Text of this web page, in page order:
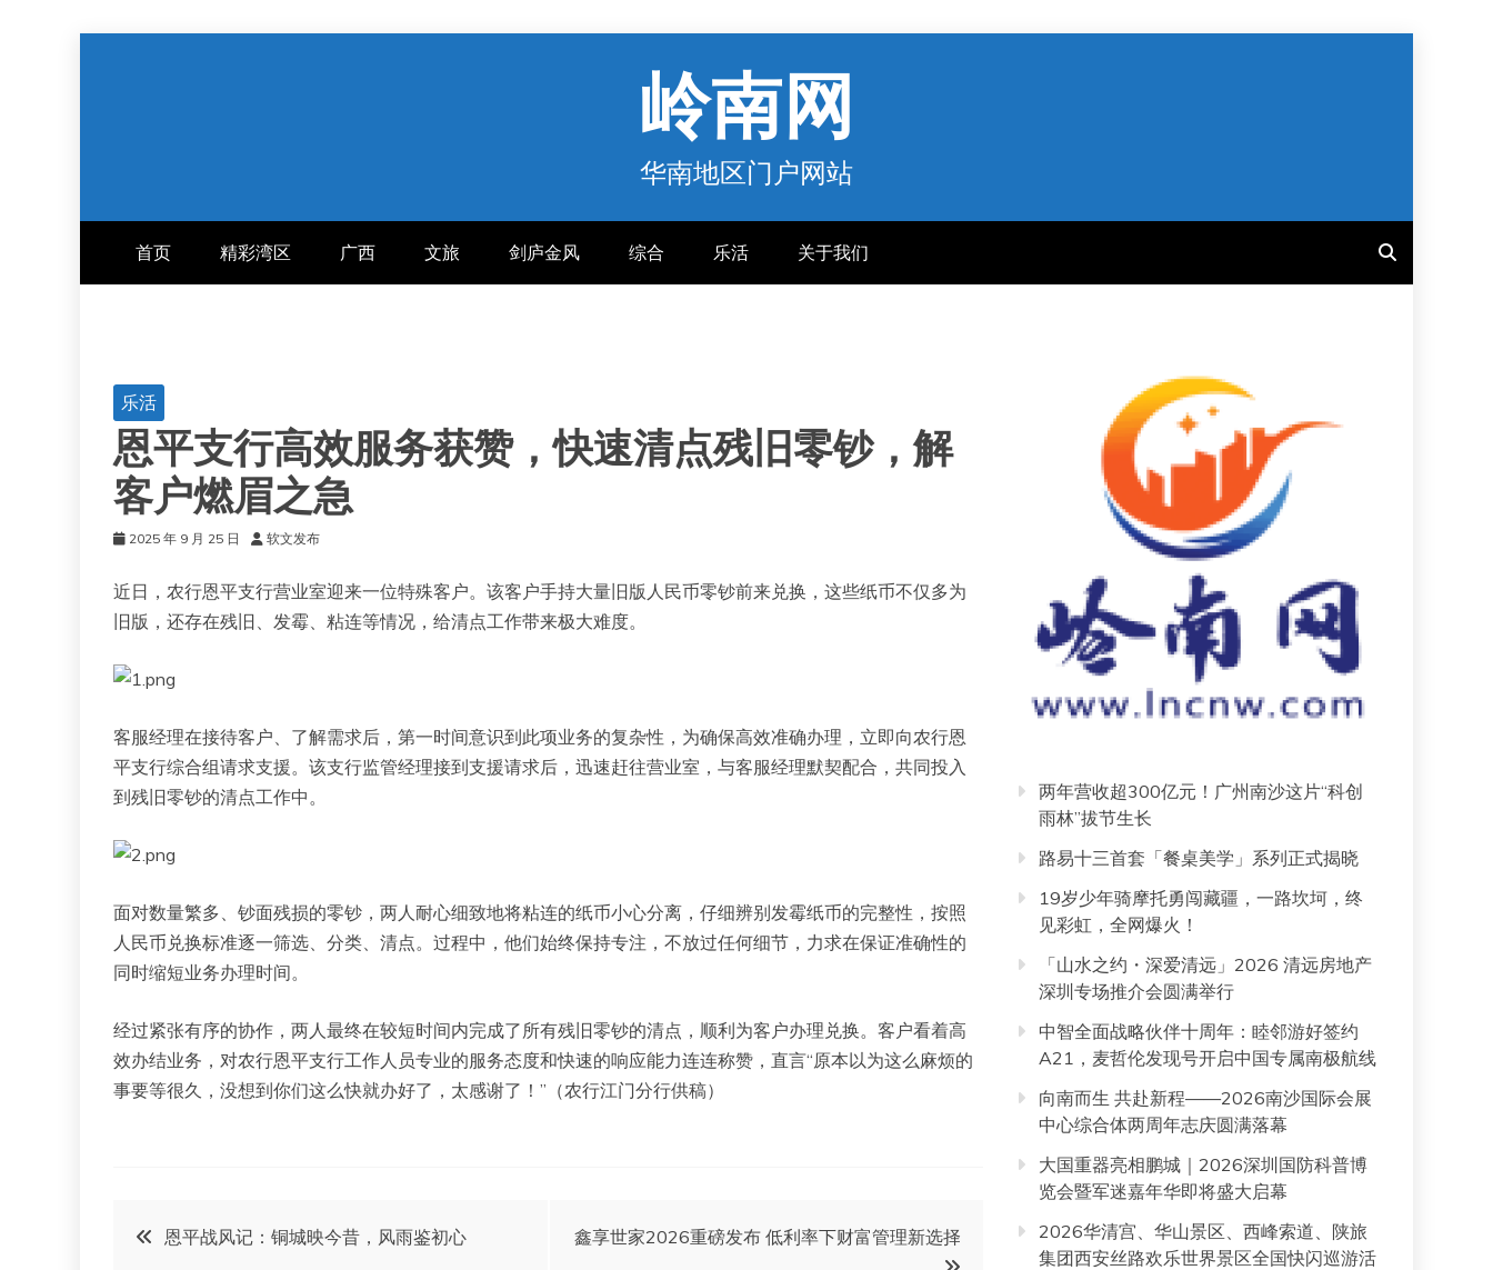
岭南网
华南地区门户网站
首页 精彩湾区 广西 文旅 剑庐金风 综合 乐活 关于我们
乐活
恩平支行高效服务获赞，快速清点残旧零钞，解
客户燃眉之急
2025 年 9 月 25 日 软文发布
近日，农行恩平支行营业室迎来一位特殊客户。该客户手持大量旧版人民币零钞前来兑换，这些纸币不仅多为
旧版，还存在残旧、发霉、粘连等情况，给清点工作带来极大难度。
客服经理在接待客户、了解需求后，第一时间意识到此项业务的复杂性，为确保高效准确办理，立即向农行恩
平支行综合组请求支援。该支行监管经理接到支援请求后，迅速赶往营业室，与客服经理默契配合，共同投入
到残旧零钞的清点工作中。
面对数量繁多、钞面残损的零钞，两人耐心细致地将粘连的纸币小心分离，仔细辨别发霉纸币的完整性，按照
人民币兑换标准逐一筛选、分类、清点。过程中，他们始终保持专注，不放过任何细节，力求在保证准确性的
同时缩短业务办理时间。
经过紧张有序的协作，两人最终在较短时间内完成了所有残旧零钞的清点，顺利为客户办理兑换。客户看着高
效办结业务，对农行恩平支行工作人员专业的服务态度和快速的响应能力连连称赞，直言“原本以为这么麻烦的
事要等很久，没想到你们这么快就办好了，太感谢了！”（农行江门分行供稿）
文
恩平战风记：铜城映今昔，风雨鉴初心 鑫享世家2026重磅发布 低利率下财富管理新选择
两年营收超300亿元！广州南沙这片“科创
雨林”拔节生长
路易十三首套「餐桌美学」系列正式揭晓
19岁少年骑摩托勇闯藏疆，一路坎坷，终
见彩虹，全网爆火！
「山水之约・深爱清远」2026 清远房地产
深圳专场推介会圆满举行
中智全面战略伙伴十周年：睦邻游好签约
A21，麦哲伦发现号开启中国专属南极航线
向南而生 共赴新程——2026南沙国际会展
中心综合体两周年志庆圆满落幕
大国重器亮相鹏城｜2026深圳国防科普博
览会暨军迷嘉年华即将盛大启幕
2026华清宫、华山景区、西峰索道、陕旅
集团西安丝路欢乐世界景区全国快闪巡游活